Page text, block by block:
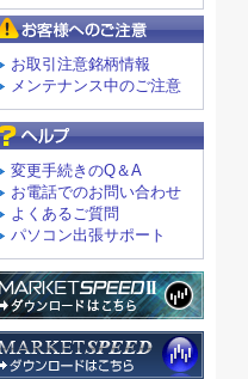
お取引注意銘柄情報
メンテナンス中のご注意
変更手続きのQ＆A
お電話でのお問い合わせ
よくあるご質問
パソコン出張サポート